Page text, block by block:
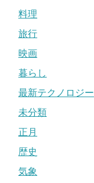
料理
旅行
映画
暮らし
最新テクノロジー
未分類
正月
歴史
気象